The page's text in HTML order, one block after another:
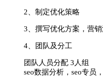
2、制定优化策略
3、撰写优化方案，营
4、团队及分工
团队人员分配 3人组
seo数据分析，seo专员